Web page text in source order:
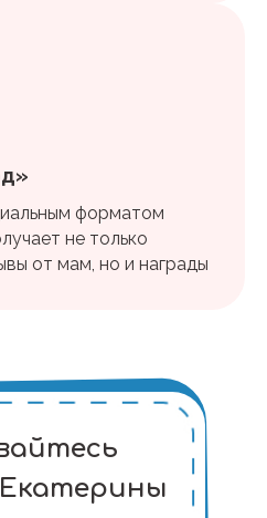
форматом
не только
от мам, но и награды